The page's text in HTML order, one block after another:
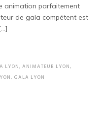
animation parfaitement
de gala compétent est
LYON, ANIMATEUR LYON,
, GALA LYON